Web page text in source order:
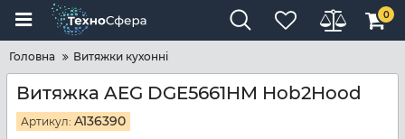
0
Головна Витяжки кухонні
Витяжка AEG DGE5661HM Hob2Hood
Артикул: A136390